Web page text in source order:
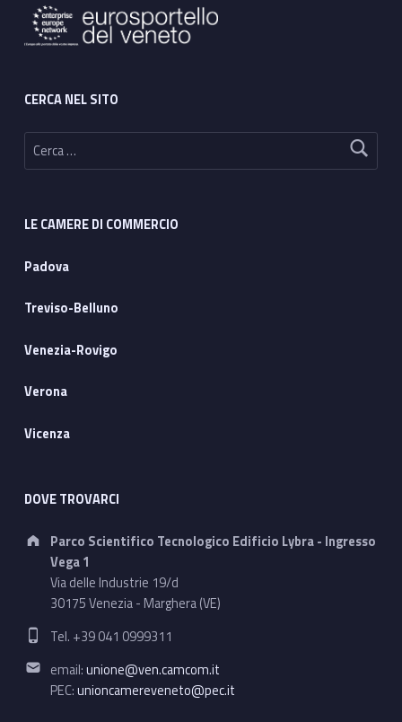
CERCA NEL SITO
Ricerca per:
LE CAMERE DI COMMERCIO
Padova
Treviso-Belluno
Venezia-Rovigo
Verona
Vicenza
DOVE TROVARCI
Address:
Parco Scientifico Tecnologico Edificio Lybra - Ingresso
Vega 1
Via delle Industrie 19/d
30175 Venezia - Marghera (VE)
Phone number:
Tel. +39 041 0999311
Email address:
email:unione@ven.camcom.it
PEC:unioncamereveneto@pec.it